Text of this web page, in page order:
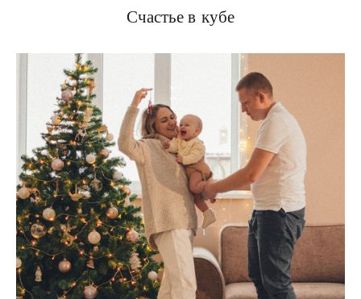
Счастье в кубе